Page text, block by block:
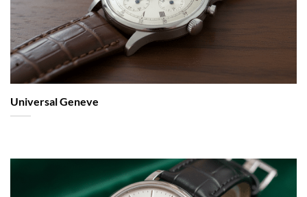
Universal Geneve